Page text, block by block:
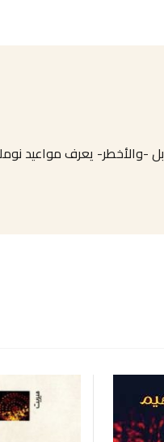
والأخطر- يعرف مواعيد